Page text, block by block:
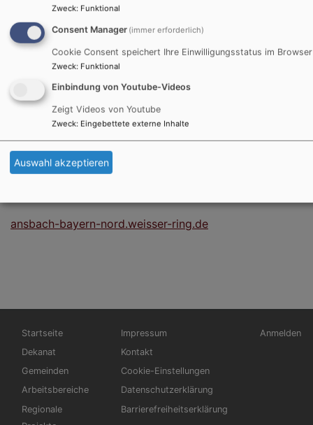
neustadt-a-d-aisch-bad-windsheim-kreis-bayern-
nord.weisser-ring.de
Weißer Ring e.V. –
Außenstelle Ansbach (Stadt und Kreis)
Außenstellenleitung: Elly Albaner
albaner.elly@mail.weisser-ring.de
ansbach-bayern-nord.weisser-ring.de
Hauptnavigation
Startseite
Dekanat
Gemeinden
Arbeitsbereiche
Regionale
Fußbereichsmenü
Impressum
Kontakt
Cookie-Einstellungen
Datenschutzerklärung
Barrierefreiheitserklärung
Anmelden
Zweck: Funktional
Consent Manager (immer erforderlich)
Cookie Consent speichert Ihre Einwilligungsstatus im Browser
Zweck: Funktional
Einbindung von Youtube-Videos
Zeigt Videos von Youtube
Zweck: Eingebettete externe Inhalte
Auswahl akzeptieren